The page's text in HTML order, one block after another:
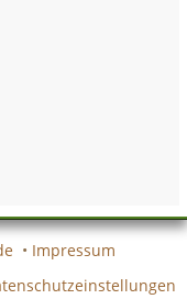
• Impressum